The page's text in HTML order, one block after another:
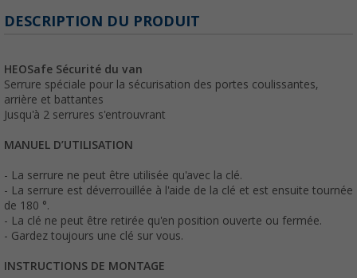
DESCRIPTION DU PRODUIT
HEOSafe Sécurité du van
Serrure spéciale pour la sécurisation des portes coulissantes,
arrière et battantes
Jusqu'à 2 serrures s'entrouvrant
MANUEL D’UTILISATION
- La serrure ne peut être utilisée qu'avec la clé.
- La serrure est déverrouillée à l'aide de la clé et est ensuite tournée
de 180 °.
- La clé ne peut être retirée qu'en position ouverte ou fermée.
- Gardez toujours une clé sur vous.
INSTRUCTIONS DE MONTAGE